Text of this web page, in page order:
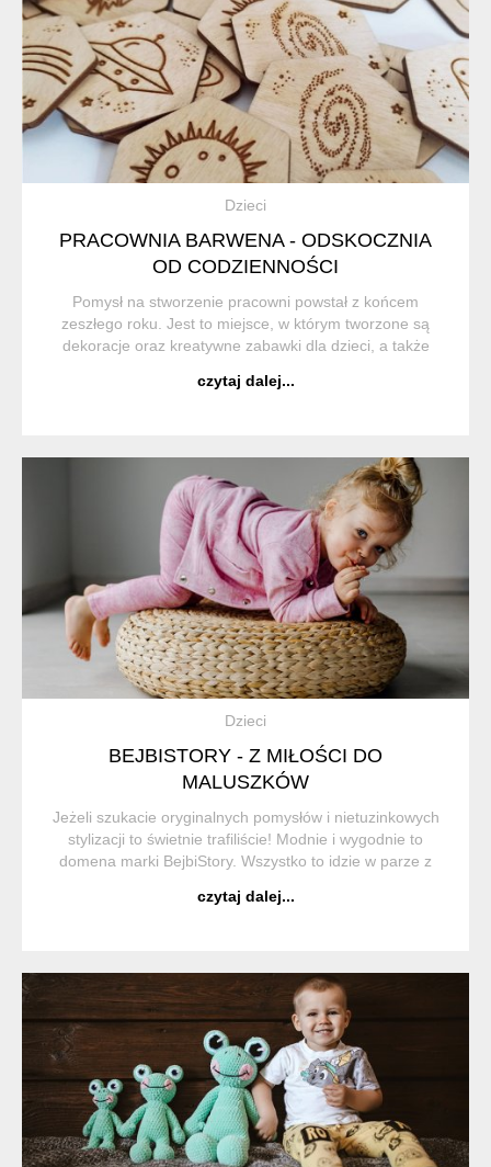
Dzieci
PRACOWNIA BARWENA - ODSKOCZNIA
OD CODZIENNOŚCI
Pomysł na stworzenie pracowni powstał z końcem
zeszłego roku. Jest to miejsce, w którym tworzone są
dekoracje oraz kreatywne zabawki dla dzieci, a także
wykształceniem przerodziła się...
czytaj dalej...
Dzieci
BEJBISTORY - Z MIŁOŚCI DO
MALUSZKÓW
Jeżeli szukacie oryginalnych pomysłów i nietuzinkowych
stylizacji to świetnie trafiliście! Modnie i wygodnie to
domena marki BejbiStory. Wszystko to idzie w parze z
dzięki czemu szyte rzeczy s...
czytaj dalej...